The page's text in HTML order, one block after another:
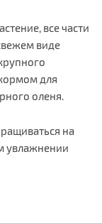
все части
виде
для
оленя.
на
увлажнении